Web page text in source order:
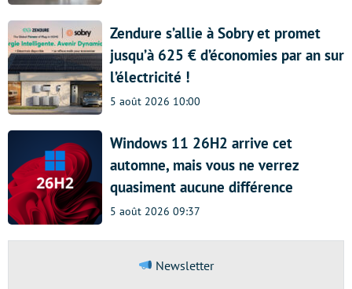
Zendure s’allie à Sobry et promet
jusqu’à 625 € d’économies par an sur
l’électricité !
5 août 2026 10:00
Windows 11 26H2 arrive cet
automne, mais vous ne verrez
quasiment aucune différence
5 août 2026 09:37
Newsletter